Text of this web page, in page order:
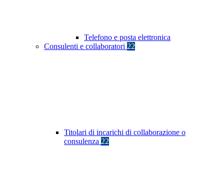
Telefono e posta elettronica
Consulenti e collaboratori 22
Titolari di incarichi di collaborazione o
consulenza 22